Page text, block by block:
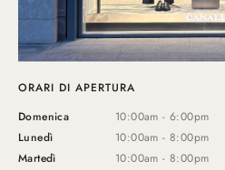
ORARI DI APERTURA
Domenica
10:00am - 6:00pm
Lunedì
10:00am - 8:00pm
Martedì
10:00am - 8:00pm